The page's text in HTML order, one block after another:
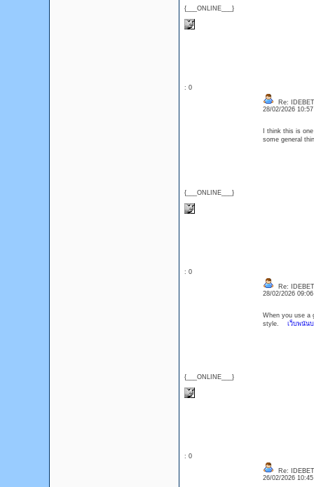
{___ONLINE___}
: 0
{___ONLINE___}
Re: IDEBET
28/02/2026
I think this is
some general
: 0
{___ONLINE___}
Re: IDEBET
28/02/2026
When you use a
style. เว็บพนัน
: 0
Re: IDEBET
26/02/2026